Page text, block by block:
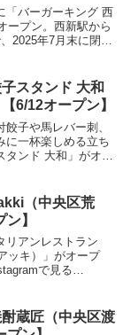
「バーガーキング 西
ープン。西新駅から
2025年7月末に閉店
続く福岡市内での新
子スタンド 大和
6/12オープン】
子や馬レバー刺、
に一杯楽しめる立ち
ンド 大和」がオー
餃子スタンド 大和
（中央区荒
】
リアンレストラン
ッキ）」がオープ
で見る
酎蔵匠（中央区渡